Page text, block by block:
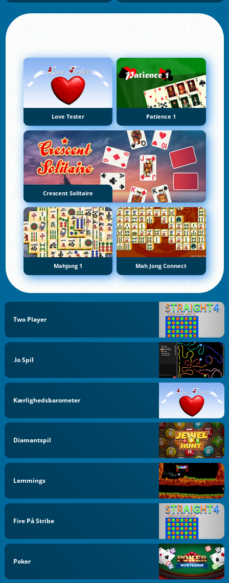
Love Tester Patience 1
Crescent Solitaire
Mahjong 1 Mah Jong Connect
Two Player
.io Spil
Kærlighedsbarometer
Diamantspil
Lemmings
Fire På Stribe
Poker